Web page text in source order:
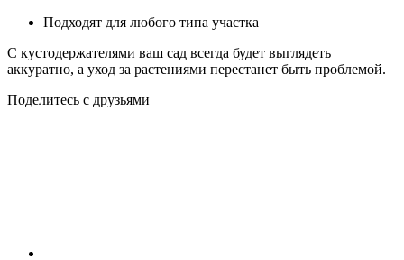
Подходят для любого типа участка
С кустодержателями ваш сад всегда будет выглядеть
аккуратно, а уход за растениями перестанет быть проблемой.
Поделитесь с друзьями